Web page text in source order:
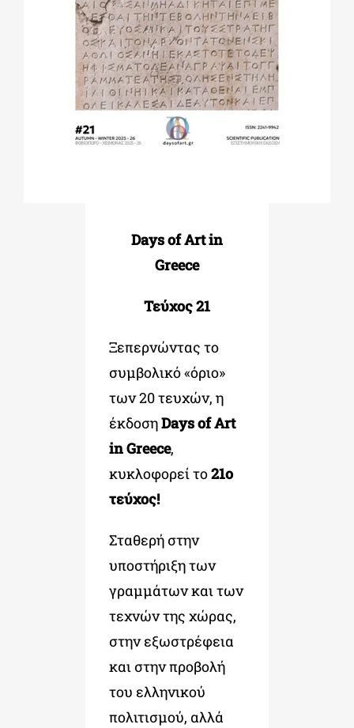
ΔΙΔΑΚΤΟΡΙΚΑ
ΕΚΠΑΙΔΕΥΤΙΚΑ ΙΔΡΥΜΑΤΑ
Days of Art in
Greece
Τεύχος 21
Ξεπερνώντας το
συμβολικό «όριο»
των 20 τευχών, η
έκδοσηDays of Art
in Greece,
κυκλοφορεί το21ο
τεύχος!
Σταθερή στην
υποστήριξη των
γραμμάτων και των
τεχνών της χώρας,
στην εξωστρέφεια
και στην προβολή
του ελληνικού
πολιτισμού, αλλά